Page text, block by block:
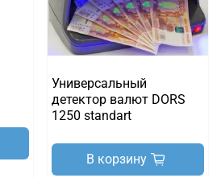
Универсальный
детектор валют DORS
1250 standart
В корзину